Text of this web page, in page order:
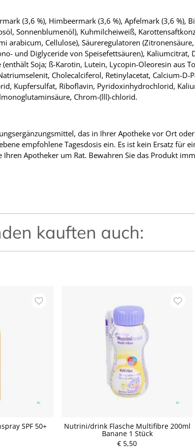
(3,6 %), Himbeermark (3,6 %), Apfelmark (3,6 %),
Sonnenblumenöl), Kuhmilcheiweiß,
arabicum, Cellulose), Säureregulatoren
und Diglyceride von Speisefettsäuren),
Soja; ß-Karotin, Lutein, Lycopin-Oleoresin aus
Cholecalciferol, Retinylacetat, Calcium-
Kupfersulfat, Riboflavin, Pyridoxinhydrochlorid,
Chrom-(lll)-chlorid.
das in Ihrer Apotheke vor Ort
empfohlene Tagesdosis ein. Es ist kein Ersatz für
Apotheker um Rat. Bewahren Sie das Produkt
kauften auch:
SPF 50+ Nutrini/drink Flasche Multifibre 200ml
Banane 1 Stück
€ 5,50P